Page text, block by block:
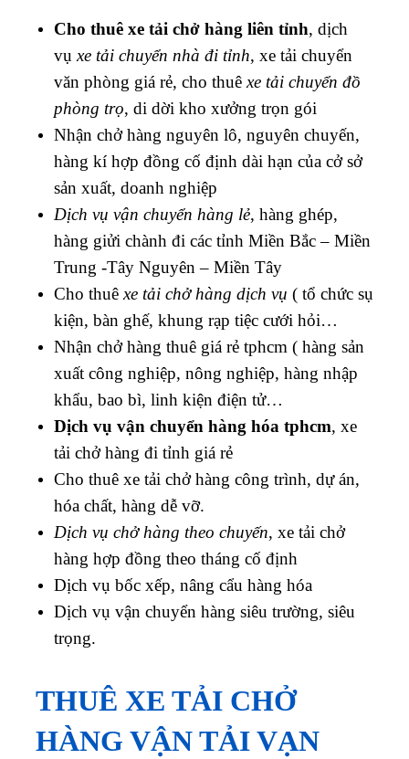
Cho thuê xe tải chở hàng liên tỉnh, dịch
vụxe tải chuyển nhà đi tỉnh, xe tải chuyển
văn phòng giá rẻ, cho thuêxe tải chuyển đồ
phòng trọ, di dời kho xưởng trọn gói
Nhận chở hàng nguyên lô, nguyên chuyến,
hàng kí hợp đồng cố định dài hạn của cở sở
sản xuất, doanh nghiệp
Dịch vụ vận chuyển hàng lẻ, hàng ghép,
hàng giửi chành đi các tỉnh Miền Bắc – Miền
Trung -Tây Nguyên – Miền Tây
Cho thuêxe tải chở hàng dịch vụ ( tổ chức sụ
kiện, bàn ghế, khung rạp tiệc cưới hỏi…
Nhận chở hàng thuê giá rẻ tphcm ( hàng sản
xuất công nghiệp, nông nghiệp, hàng nhập
khẩu, bao bì, linh kiện điện tử…
Dịch vụ vận chuyển hàng hóa tphcm, xe
tải chở hàng đi tỉnh giá rẻ
Cho thuê xe tải chở hàng công trình, dự án,
hóa chất, hàng dễ vỡ.
Dịch vụ chở hàng theo chuyến, xe tải chở
hàng hợp đồng theo tháng cố định
Dịch vụ bốc xếp, nâng cẩu hàng hóa
Dịch vụ vận chuyển hàng siêu trường, siêu
trọng.
THUÊ XE TẢI CHỞ
HÀNG VẬN TẢI VẠN